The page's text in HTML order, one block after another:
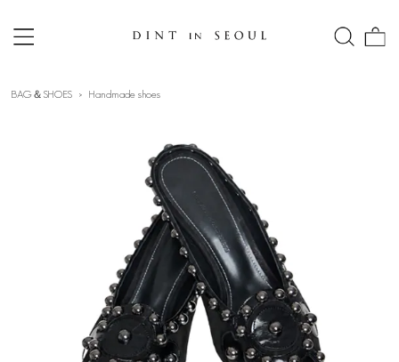
BAG＆SHOES Handmade shoes